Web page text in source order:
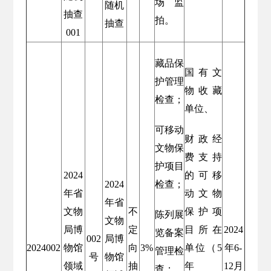
抽查
001
随机
抽查
场监
拍。
2024002
2024
年省
文物
局博
物馆
领域
002
号
2024
年省
文物
局博
物馆
不
定
向
抽
3%
藏品保
护管理
检查；
可移动
文物保
护项目
检查；
陈列展
览备案
管理检
查；
国有文
物收藏
单位、
财政经
费支持
的可移
动文物
保护项
目所在
单位（5
年
2024
年6-
12月